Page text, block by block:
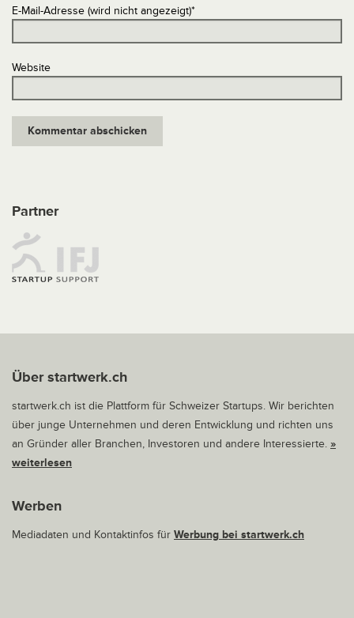
E-Mail-Adresse (wird nicht angezeigt)*
Website
Partner
Über startwerk.ch
startwerk.ch ist die Plattform für Schweizer Startups. Wir berichten
über junge Unternehmen und deren Entwicklung und richten uns
an Gründer aller Branchen, Investoren und andere Interessierte. »
weiterlesen
Werben
Mediadaten und Kontaktinfos für Werbung bei startwerk.ch